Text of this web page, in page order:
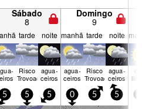
Sábado
8
Domingo
9
tarde noite manhã tarde noite
Risco
Trovoada
agua­
ceiros
agua­
ceiros
Risco
Trovoada
agua­
ceiros
5 5 5 0 5 5